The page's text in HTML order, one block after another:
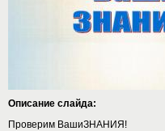
Описание слайда:
Проверим ВашиЗНАНИЯ!